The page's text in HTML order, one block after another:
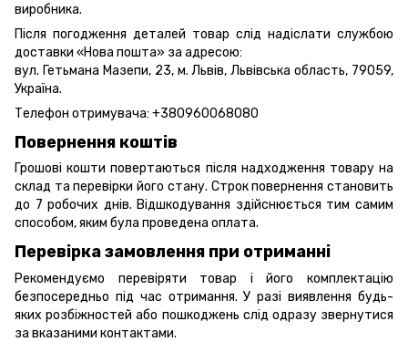
виробника.
Після погодження деталей товар слід надіслати службою
доставки «Нова пошта» за адресою:
вул. Гетьмана Мазепи, 23, м. Львів, Львівська область, 79059,
Україна.
Телефон отримувача: +380960068080
Повернення коштів
Грошові кошти повертаються після надходження товару на
склад та перевірки його стану. Строк повернення становить
до 7 робочих днів. Відшкодування здійснюється тим самим
способом, яким була проведена оплата.
Перевірка замовлення при отриманні
Рекомендуємо перевіряти товар і його комплектацію
безпосередньо під час отримання. У разі виявлення будь-
яких розбіжностей або пошкоджень слід одразу звернутися
за вказаними контактами.